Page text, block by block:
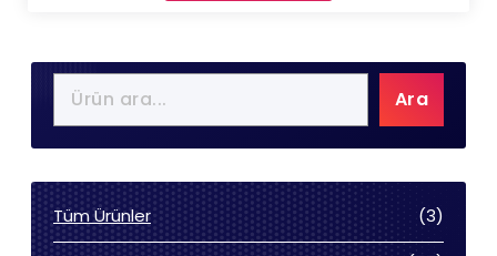
Ara
Tüm Ürünler 33
ürün